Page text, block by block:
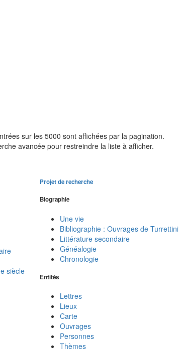
sur les 5000 sont affichées par la pagination.
avancée pour restreindre la liste à afficher.
siècle
Projet de recherche
Biographie
Une vie
Bibliographie : Ouvrages de Turrettini
Littérature secondaire
Généalogie
Chronologie
Entités
Lettres
Lieux
Carte
Ouvrages
Personnes
Thèmes